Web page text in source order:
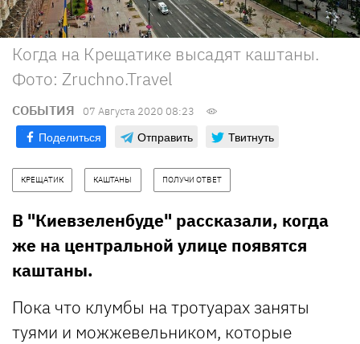
Когда на Крещатике высадят каштаны.
Фото: Zruchno.Travel
СОБЫТИЯ 07 Августа 2020 08:23
Поделиться Отправить Твитнуть
КРЕЩАТИК КАШТАНЫ ПОЛУЧИ ОТВЕТ
В "Киевзеленбуде" рассказали, когда
же на центральной улице появятся
каштаны.
Пока что клумбы на тротуарах заняты
туями и можжевельником, которые